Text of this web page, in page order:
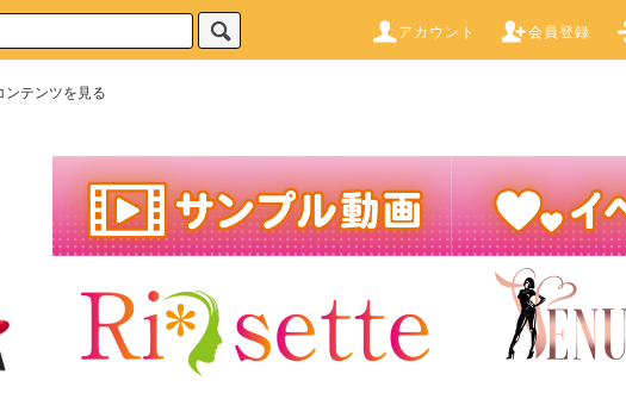
アカウント 会員登録
ンテンツを見る